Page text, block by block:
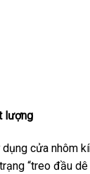
lượng
dụng cửa nhôm
“treo đầu